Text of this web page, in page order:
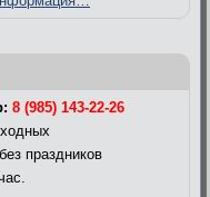
8 (985) 143-22-26
без праздников